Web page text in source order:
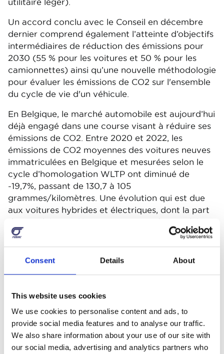
Consent Details About
This website uses cookies
We use cookies to personalise content and ads, to
provide social media features and to analyse our traffic.
We also share information about your use of our site with
our social media, advertising and analytics partners who
utilitaire léger).
Un accord conclu avec le Conseil en décembre
dernier comprend également l’atteinte d’objectifs
intermédiaires de réduction des émissions pour
2030 (55 % pour les voitures et 50 % pour les
camionnettes) ainsi qu’une nouvelle méthodologie
pour évaluer les émissions de CO2 sur l'ensemble
du cycle de vie d'un véhicule.
En Belgique, le marché automobile est aujourd’hui
déjà engagé dans une course visant à réduire ses
émissions de CO2. Entre 2020 et 2022, les
émissions de CO2 moyennes des voitures neuves
immatriculées en Belgique et mesurées selon le
cycle d’homologation WLTP ont diminué de
-19,7%, passant de 130,7 à 105
grammes/kilomètres. Une évolution qui est due
aux voitures hybrides et électriques, dont la part
de marché cumulée atteignait 34% du marché fin
2022.
plus de 80 modèles entièrement électriques
(BEV) sur le marché belge, il convient cependant
cette technologie face à une motorisation
thermique traditionnelle – la batterie électrique
pèse à elle seule pour près de 40% du prix
d’achat du véhicule – ainsi que les incertitudes